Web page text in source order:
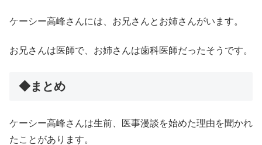
ケーシー高峰さんには、お兄さんとお姉さんがいます。
お兄さんは医師で、お姉さんは歯科医師だったそうです。
◆まとめ
ケーシー高峰さんは生前、医事漫談を始めた理由を聞かれ
たことがあります。